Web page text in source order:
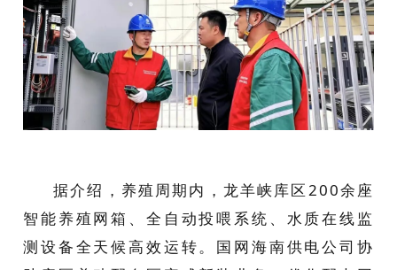
据介绍，养殖周期内，龙羊峡库区200余座
智能养殖网箱、全自动投喂系统、水质在线监
测设备全天候高效运转。国网海南供电公司协